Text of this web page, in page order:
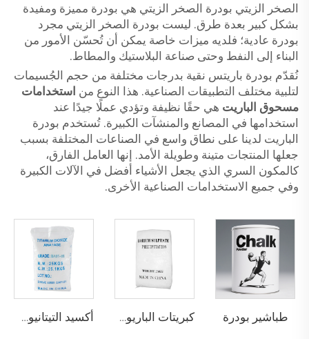
الصخر الزيتي بودرة الصخر الزيتي هي بودرة مميزة ومفيدة
بشكل كبير بعدة طرق. ليست بودرة الصخر الزيتي مجرد
بودرة عادية؛ فلديه ميزات خاصة يمكن أن تُحسّن الأمور من
البناء إلى النفط وحتى صناعة البلاستيك والمطاط.
نُقدّم بودرة باريتس نقية بدرجات مختلفة من حجم الجُسيمات
لتلبية مختلف التطبيقات الصناعية. هذا النوع من استخدامات
مسحوق الباريت هي حقًا نظيفة وتؤدي عملًا جيدًا عند
استخدامها في المصانع والمنشآت الكبيرة. تُستخدم بودرة
الباريت لدينا على نطاق واسع في الصناعات المختلفة بسبب
جعلها المنتجات متينة وطويلة الأمد. إنها العامل الفارق،
كالمكون السري الذي يجعل الأشياء أفضل في الآلات الكبيرة
وفي جميع الاستخدامات الصناعية الأخرى.
طباشير بودرة كبريتات الباريوم المترسبة (خاصة لطلاء المساحيق) أكسيد التيتانيوم الأناطاز BA01-01 | الدرجة العامة